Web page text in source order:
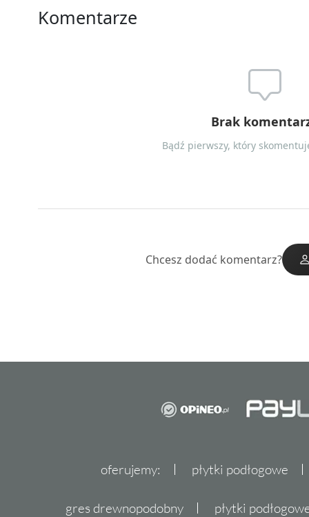
Komentarze
Brak
Bądź pierwszy, który
Chcesz dodać komentarz?
oferujemy: płytki podłogowe
gres drewnopodobny płytki